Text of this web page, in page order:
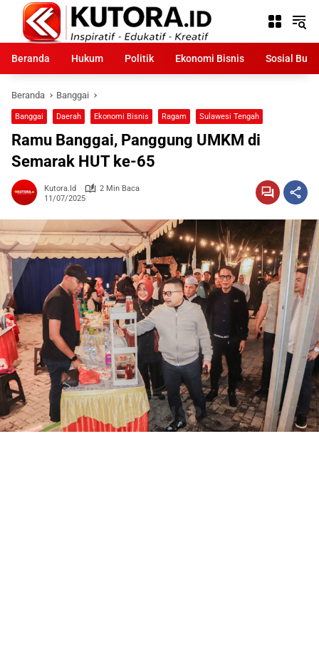
Langsung
konten
Beranda
Hukum Politik Ekonomi Bisnis Sosial
Beranda Banggai
Banggai Daerah Ekonomi Bisnis Ragam Sulawesi Tengah
Ramu Banggai, Panggung UMKM di
Semarak HUT ke-65
Kutora.id
2 Min Baca
11/07/2025